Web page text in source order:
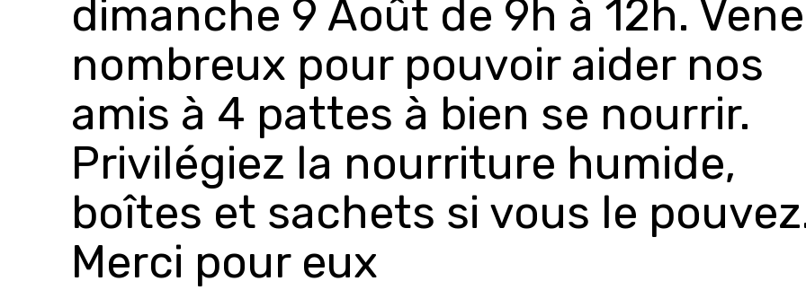
dimanche 9 Août de 9h à 12h.
nombreux pour pouvoir aider nos
amis à 4 pattes à bien se nourrir.
Privilégiez la nourriture humide,
boîtes et sachets si vous le
Merci pour eux